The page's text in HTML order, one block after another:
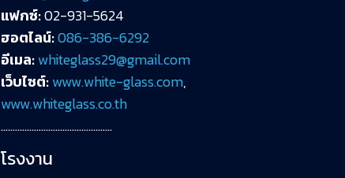
แฟกซ์:02-931-5624
ฮอตไลน์:086-386-6292
อีเมล:whiteglass29@gmail.com
เว็บไซต์:www.white-glass.com,
www.whiteglass.co.th
………………………………………..
โรงงาน